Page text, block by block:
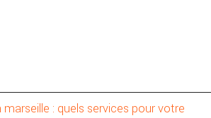
: quels services pour votre